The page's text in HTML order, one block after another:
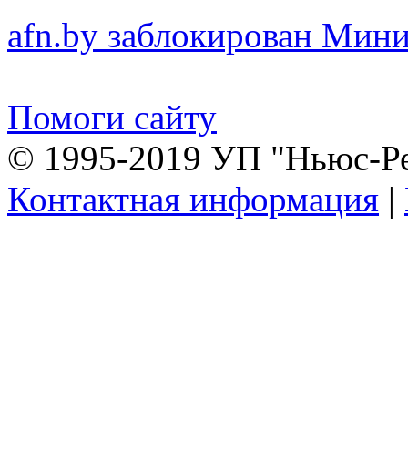
afn.by заблокирован
Помоги сайту
© 1995-2019 УП "Ньюс-
Контактная информация |